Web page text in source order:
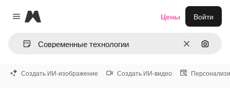
Close menu
Magnific
ОчиститьПоиск
Цены Войти
Создать ИИ-изображение Создать ИИ-видео